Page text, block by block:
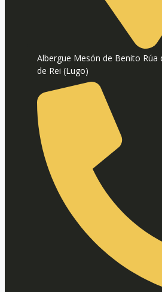
Albergue Mesón de Benito Rúa
de Rei (Lugo)